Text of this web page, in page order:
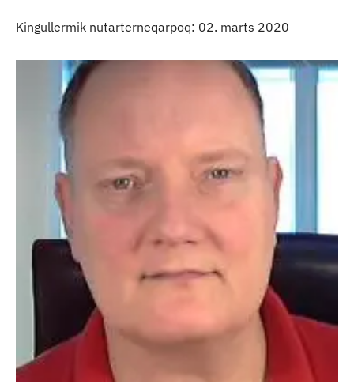
Kingullermik nutarterneqarpoq: 02. marts 2020
Kontakt